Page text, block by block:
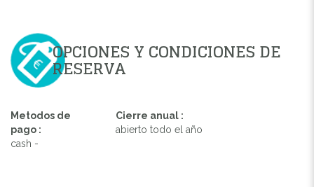
OPCIONES Y CONDICIONES DE
RESERVA
Metodos de
pago :
cash -
Cierre anual :
abierto todo el año